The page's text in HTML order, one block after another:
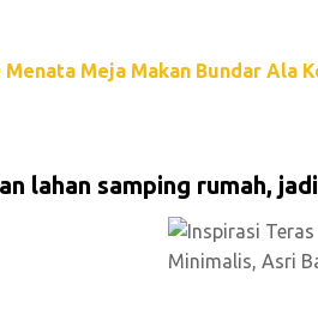
Menata Meja Makan Bundar Ala
lahan samping rumah,